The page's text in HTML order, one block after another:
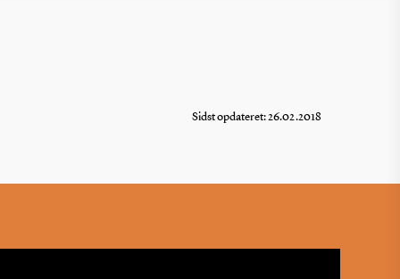
Sidst opdateret: 26.02.2018